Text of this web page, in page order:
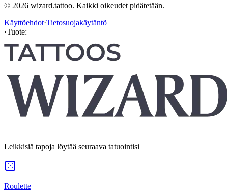
© 2026 wizard.tattoo. Kaikki oikeudet pidätetään.
Käyttöehdot·Tietosuojakäytäntö
·Tuote:
Leikkisiä tapoja löytää seuraava tatuointisi
Roulette